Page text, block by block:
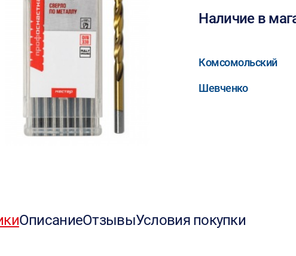
Наличие в
Комсомольский
Шевченко
ОписаниеОтзывыУсловия покупки